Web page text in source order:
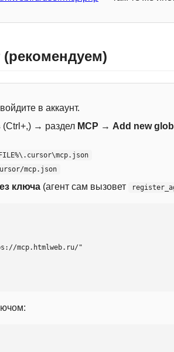
в аккаунт.
(Ctrl+,) → раздел MCP → Add new
mcp.json
ключа (агент сам вызовет